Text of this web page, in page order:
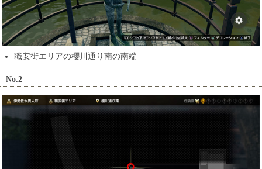
職安街エリアの櫻川通り南の南端
No.2